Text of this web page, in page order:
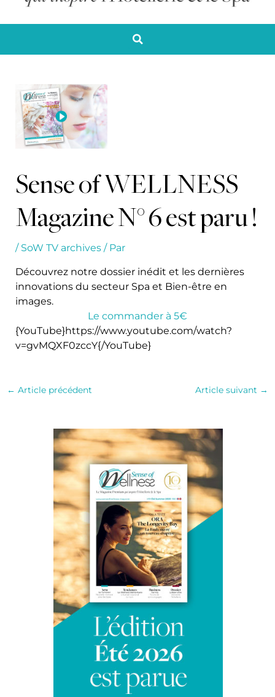
Sense of WELLNESS
Magazine N° 6 est paru !
/ SoW TV archives/ Par
Découvrez notre dossier inédit et les dernières
innovations du secteur Spa et Bien-être en
images.
Le commander à 5€
{YouTube}https://www.youtube.com/watch?
v=gvMQXF0zccY{/YouTube}
← Article précédent Article suivant →